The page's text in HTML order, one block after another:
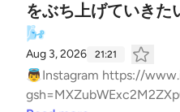
をぶち上げていきた
🌬️
Aug 3, 2026 21:21
👼Instagram https://